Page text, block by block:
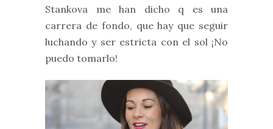
Stankova me han dicho q es una
carrera de fondo, que hay que seguir
luchando y ser estricta con el sol ¡No
puedo tomarlo!